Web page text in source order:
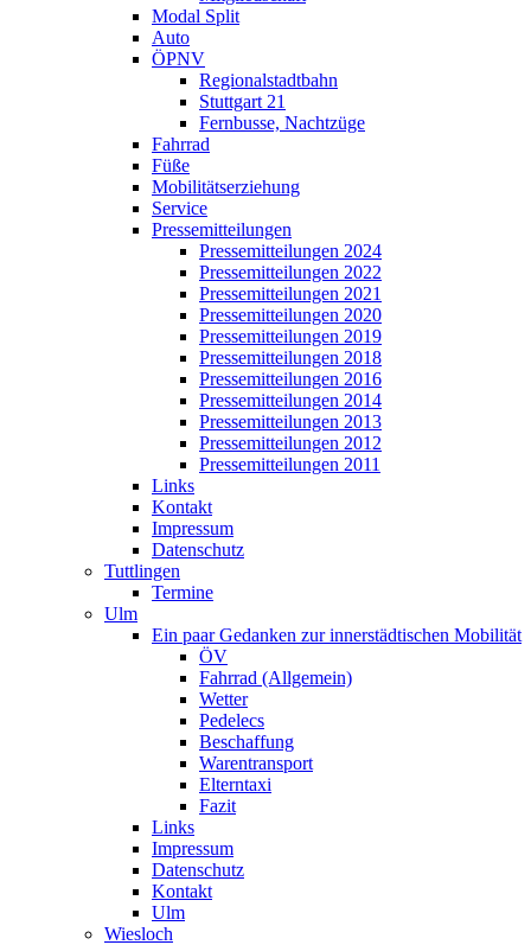
Modal Split
Auto
ÖPNV
Regionalstadtbahn
Stuttgart 21
Fernbusse, Nachtzüge
Fahrrad
Füße
Mobilitätserziehung
Service
Pressemitteilungen
Pressemitteilungen 2024
Pressemitteilungen 2022
Pressemitteilungen 2021
Pressemitteilungen 2020
Pressemitteilungen 2019
Pressemitteilungen 2018
Pressemitteilungen 2016
Pressemitteilungen 2014
Pressemitteilungen 2013
Pressemitteilungen 2012
Pressemitteilungen 2011
Links
Kontakt
Impressum
Datenschutz
Tuttlingen
Termine
Ulm
Ein paar Gedanken zur innerstädtischen Mobilität
ÖV
Fahrrad (Allgemein)
Wetter
Pedelecs
Beschaffung
Warentransport
Elterntaxi
Fazit
Links
Impressum
Datenschutz
Kontakt
Ulm
Wiesloch